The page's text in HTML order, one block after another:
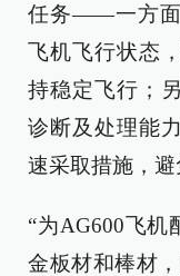
任务——一方面
飞机飞行状态
持稳定飞行；
诊断及处理能
速采取措施，避
“为AG600飞机
金板材和棒材